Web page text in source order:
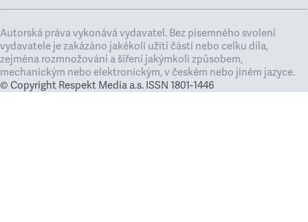
Autorská práva vykonává vydavatel. Bez písemného svolení
vydavatele je zakázáno jakékoli užití částí nebo celku díla,
zejména rozmnožování a šíření jakýmkoli způsobem,
mechanickým nebo elektronickým, v českém nebo jiném jazyce.
© Copyright Respekt Media a.s. ISSN 1801-1446